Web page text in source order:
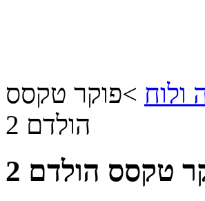
ולוח >פוקר טקסס
הולדם 2
טקסס הולדם 2